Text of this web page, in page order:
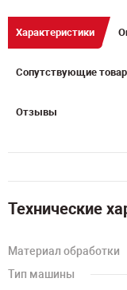
Характеристики
Сопутствующие
Отзывы
Технические
Материал обработки
Тип машины